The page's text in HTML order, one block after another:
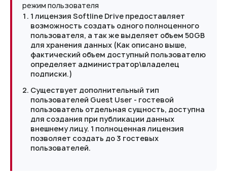
режим пользователя
1 лицензия Softline Drive предоставляет
возможность создать одного полноценного
пользователя, а так же выделяет объем 50GB
для хранения данных (Как описано выше,
фактический объем доступный пользователю
определяет администратор\владелец
подписки.)
Существует дополнительный тип
пользователей Guest User - гостевой
пользователь отдельная сущность, доступна
для создания при публикации данных
внешнему лицу. 1 полноценная лицензия
позволяет создать до 3 гостевых
пользователей.